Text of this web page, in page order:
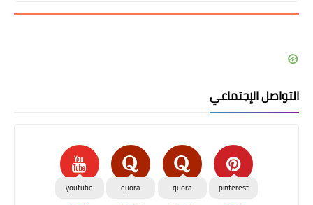
التواصل الإجتماعي
pinterest
quora
quora
youtube